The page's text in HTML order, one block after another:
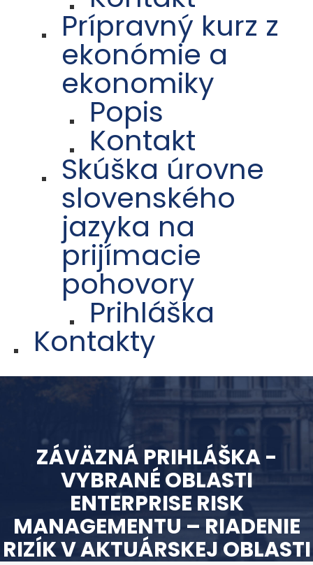
Prípravný kurz z
ekonómie a
ekonomiky
Popis
Kontakt
Skúška úrovne
slovenského
jazyka na
prijímacie
pohovory
Prihláška
Kontakty
ZÁVÄZNÁ PRIHLÁŠKA -
VYBRANÉ OBLASTI
ENTERPRISE RISK
MANAGEMENTU – RIADENIE
RIZÍK V AKTUÁRSKEJ OBLASTI